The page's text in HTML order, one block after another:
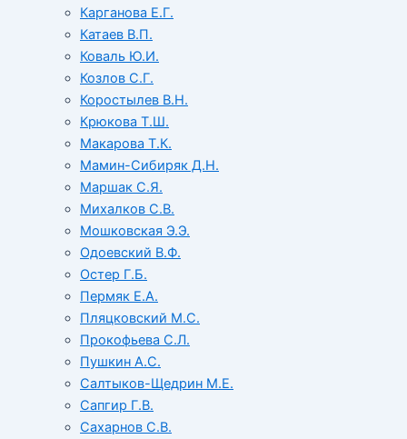
Карганова Е.Г.
Катаев В.П.
Коваль Ю.И.
Козлов С.Г.
Коростылев В.Н.
Крюкова Т.Ш.
Макарова Т.К.
Мамин-Сибиряк Д.Н.
Маршак С.Я.
Михалков С.В.
Мошковская Э.Э.
Одоевский В.Ф.
Остер Г.Б.
Пермяк Е.А.
Пляцковский М.С.
Прокофьева С.Л.
Пушкин А.С.
Салтыков-Щедрин М.Е.
Сапгир Г.В.
Сахарнов С.В.